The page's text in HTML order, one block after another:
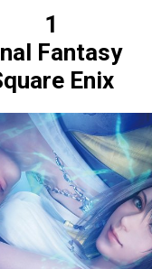
1
Fantasy
Enix